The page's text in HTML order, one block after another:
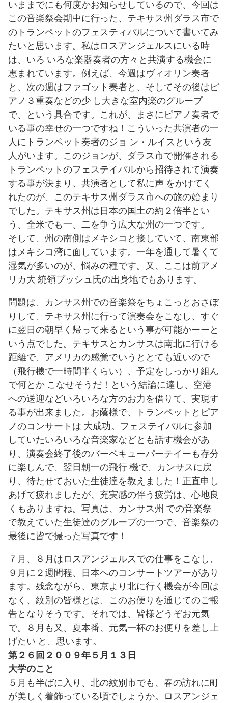
いままでにも何度かお知らせしているので、今回は
この音楽祭会期中に行った、テキサス州ダラス市で
のトランペットのフェスティバルについて書いてみ
たいと思います。私はロスアンジェルスにいる時
は、いろ いろな楽器奏者の方々と共演する機会に
恵まれています。例えば、今週はヴィオリン奏者
と、次の週はファゴット奏者と、そしてその後はピ
アノ３重奏などの少 し大きな室内楽のグループ
で、という具合です。これが、まさにピアノ奏者で
いる事の幸せの一つですね！こういった共演者の一
人にトランペット奏者のジョ ン・ルイスという友
人がいます。このジョンが、ダラス市で開催される
トランペットのフェステイバルから招待されて演奏
する事が決まり、共演者として私に声 をかけてく
れたのが、このテキサス州ダラス市への旅の始まり
でした。テキサス州は日本の国土の約２倍半とい
う、全米でも一、二を争う広大な州の一つです。
そして、州の南側はメキシコと接していて、南東部
はメキシコ湾に面しています。一年を通して暑くて
湿気が多いのが、悩みの種です。又、ここは前アメ
リカ大 統領ブッシュ氏の出身地でもあります。
問題は、カンサス州での音楽祭をちょこっとおさぼ
りして、テキサス州に行って演奏会をこなし、すぐ
に翌日の朝早く帰って来るという事が可能かーーと
いう点でした。テキサスとカンサスは南北に行ける
距離で、アメリカの感覚でいうととても近いので
（飛行機で一時間半くらい）、予定をしっかり組ん
で何とか こなせそうだ！という結論に達し、空港
への送迎などいろいろな方のお力を借りて、実現す
る事が出来ました。お蔭様で、トランペットとピア
ノのコンサートは 大成功。フェステイバルに参加
していたいろいろな音楽家などとも話す機会があ
り、演奏会終了後のバーベキューパーテイーも存分
に楽しんで、翌日朝一の飛行 機で、カンサスに戻
り、待たせておいた生徒達を教えました！正直申し
あげて疲れましたが、充実感の伴う疲労は、心地良
くもありますね。写真は、カンサス州 での音楽祭
で教えていた生徒達のグループの一つで、音楽祭の
最後に皆で撮った写真です！
７月、８月はロスアンジェルスでの仕事をこなし、
９月に２週間程、日本へのコンサートツアーがあり
ます。残念ながら、東京より北に行く機会が今回は
なく、紋別の皆様とは、このお便りを通じてのご報
告となりそうです。それでは、皆様どうぞお元気
で。８月も又、夏本番、元気一杯のお便りを差し上
げたい と、思います。
第２６回２００９年５月１３日
大学のこと
５月も半ばに入り、北の紋別市でも、春の訪れに町
が美しく着飾っている頃でしょうか。ロスアンジェ